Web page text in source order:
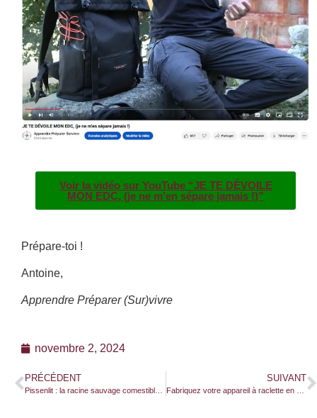
Voir la vidéo sur YouTube “JE TE DÉVOILE
MON EDC, (je ne m’en sépare jamais !)”
Prépare-toi !
Antoine,
Apprendre Préparer (Sur)vivre
novembre 2, 2024
PRÉCÉDENT SUIVANT